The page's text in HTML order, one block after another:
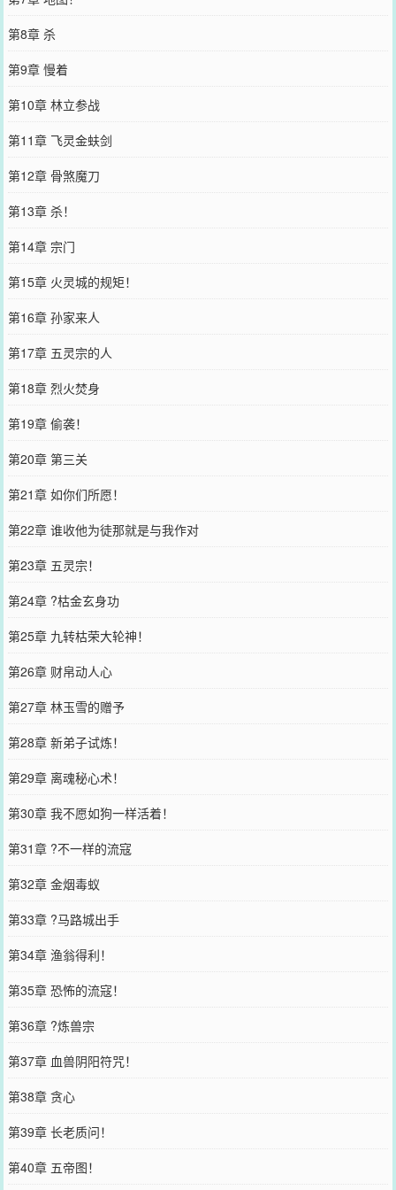
第8章 杀
第9章 慢着
第10章 林立参战
第11章 飞灵金蚨剑
第12章 骨煞魔刀
第13章 杀！
第14章 宗门
第15章 火灵城的规矩！
第16章 孙家来人
第17章 五灵宗的人
第18章 烈火焚身
第19章 偷袭！
第20章 第三关
第21章 如你们所愿！
第22章 谁收他为徒那就是与我作对
第23章 五灵宗！
第24章 ?枯金玄身功
第25章 九转枯荣大轮神！
第26章 财帛动人心
第27章 林玉雪的赠予
第28章 新弟子试炼！
第29章 离魂秘心术！
第30章 我不愿如狗一样活着！
第31章 ?不一样的流寇
第32章 金烟毒蚁
第33章 ?马路城出手
第34章 渔翁得利！
第35章 恐怖的流寇！
第36章 ?炼兽宗
第37章 血兽阴阳符咒！
第38章 贪心
第39章 长老质问！
第40章 五帝图！